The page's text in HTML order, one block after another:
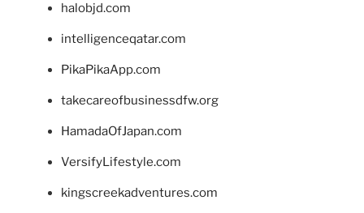
halobjd.com
intelligenceqatar.com
PikaPikaApp.com
takecareofbusinessdfw.org
HamadaOfJapan.com
VersifyLifestyle.com
kingscreekadventures.com